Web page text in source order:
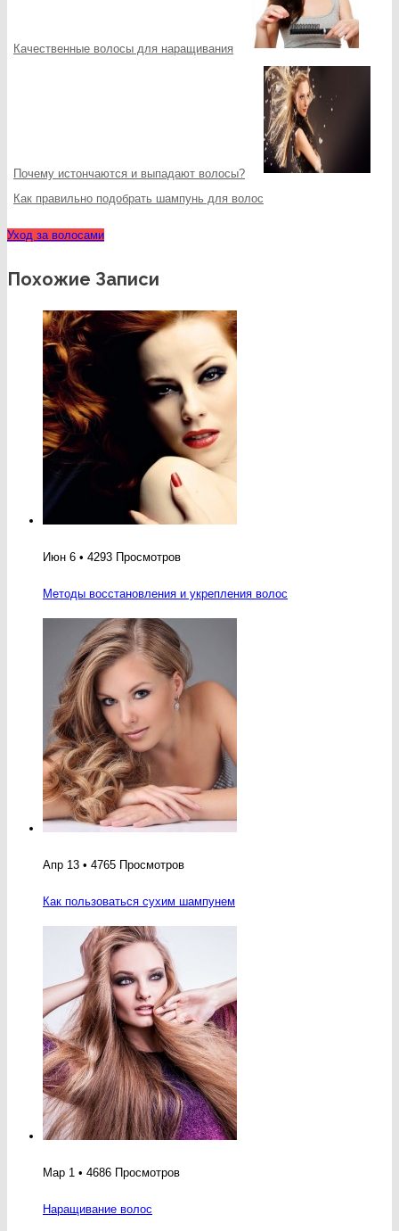
Качественные волосы для наращивания
Почему истончаются и выпадают волосы?
Как правильно подобрать шампунь для волос
Уход за волосами
Похожие Записи
Июн 6 • 4293 Просмотров
Методы восстановления и укрепления волос
Апр 13 • 4765 Просмотров
Как пользоваться сухим шампунем
Мар 1 • 4686 Просмотров
Наращивание волос